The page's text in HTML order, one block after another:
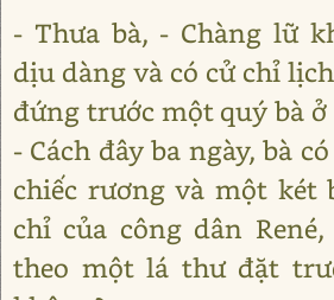
- Thưa bà, - Chàng lữ
dịu dàng và có cử chỉ
đứng trước một quý bà
- Cách đây ba ngày, bà
chiếc rương và một két
chỉ của công dân
theo một lá thư đặt